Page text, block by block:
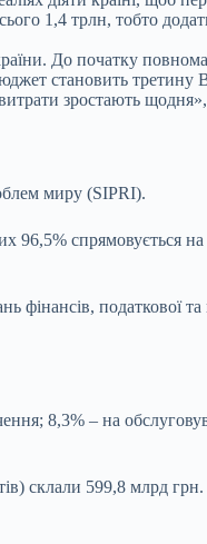
1,4 трлн, тобто
До початку
становить третину
зростають
миру (SIPRI).
спрямовується на
фінансів, податкової
8,3% – на
склали 599,8 млрд грн.